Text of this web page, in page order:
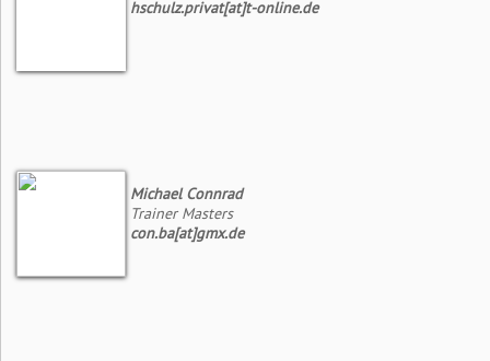
hschulz.privat[at]t-online.de
Michael Connrad
Trainer Masters
con.ba[at]gmx.de